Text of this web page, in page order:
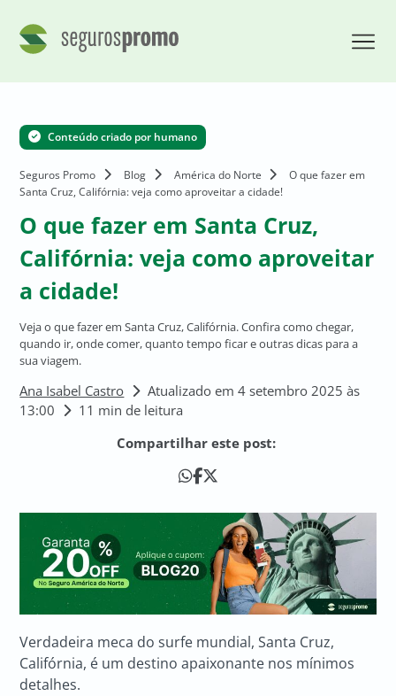
Conteúdo criado por humano
Seguros Promo Blog América do Norte
O que fazer em
Santa Cruz, Califórnia: veja como aproveitar a cidade!
O que fazer em Santa Cruz,
Califórnia: veja como aproveitar
a cidade!
Veja o que fazer em Santa Cruz, Califórnia. Confira como chegar,
quando ir, onde comer, quanto tempo ficar e outras dicas para a
sua viagem.
Ana Isabel Castro
Atualizado em 4 setembro 2025 às
13:00
11 min de leitura
Compartilhar este post:
Verdadeira meca do surfe mundial, Santa Cruz,
Califórnia, é um destino apaixonante nos mínimos
detalhes.